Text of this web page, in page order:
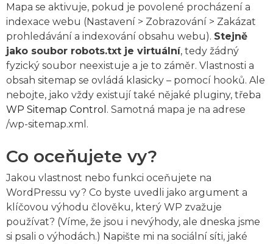
Mapa se aktivuje, pokud je povolené procházení a
indexace webu (Nastavení > Zobrazování > Zakázat
prohledávání a indexování obsahu webu). Stejně
jako soubor robots.txt je virtuální, tedy žádný
fyzický soubor neexistuje a je to záměr. Vlastnosti a
obsah sitemap se ovládá klasicky – pomocí hooků. Ale
nebojte, jako vždy existují také nějaké pluginy, třeba
WP Sitemap Control . Samotná mapa je na adrese
/wp-sitemap.xml.
Co oceňujete vy?
Jakou vlastnost nebo funkci oceňujete na
WordPressu vy? Co byste uvedli jako argument a
klíčovou výhodu člověku, který WP zvažuje
používat? (Víme, že jsou i nevýhody, ale dneska jsme
si psali o výhodách.) Napište mi na sociální síti, jaké